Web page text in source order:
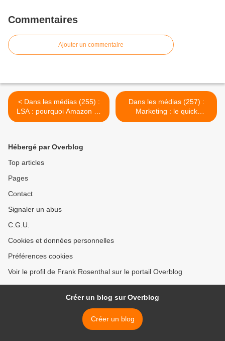
Commentaires
Ajouter un commentaire
< Dans les médias (255) :
LSA : pourquoi Amazon se
lance dans les grands
Dans les médias (257) :
Marketing : le quick
commerce, un nouveau
Hébergé par Overblog
Top articles
Pages
Contact
Signaler un abus
C.G.U.
Cookies et données personnelles
Préférences cookies
Voir le profil de Frank Rosenthal sur le portail Overblog
Créer un blog sur Overblog
Créer un blog